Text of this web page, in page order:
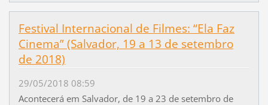
Festival Internacional de Filmes: “Ela Faz
Cinema” (Salvador, 19 a 13 de setembro
de 2018)
29/05/2018 08:59
Acontecerá em Salvador, de 19 a 23 de setembro de